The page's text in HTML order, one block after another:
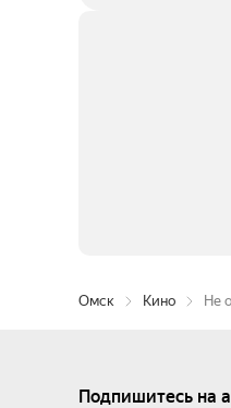
Омск Кино Не
Подпишитесь на